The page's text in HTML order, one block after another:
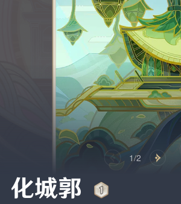
1/2
化城郭